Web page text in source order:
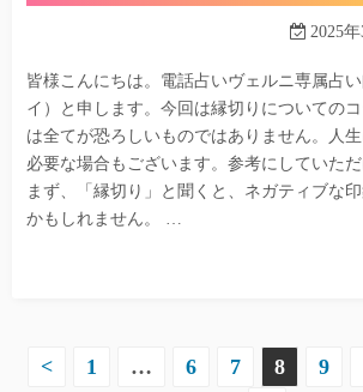
2025
皆様こんにちは。電話占いヴェルニ専属占
イ）と申します。今回は縁切りについての
は全てが恐ろしいものではありません。人
必要な場合もございます。参考にしていただ
まず、「縁切り」と聞くと、ネガティブな
かもしれません。 …
< 1 … 6 7 8 9